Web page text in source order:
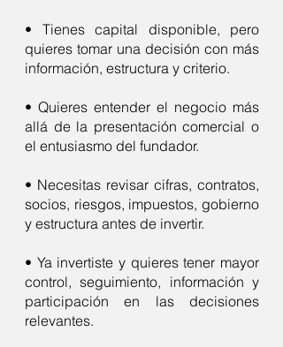
• Tienes capital disponible, pero
quieres tomar una decisión con más
información, estructura y criterio.
• Quieres entender el negocio más
allá de la presentación comercial o
el entusiasmo del fundador.
• Necesitas revisar cifras, contratos,
socios, riesgos, impuestos, gobierno
y estructura antes de invertir.
• Ya invertiste y quieres tener mayor
control, seguimiento, información y
participación en las decisiones
relevantes.